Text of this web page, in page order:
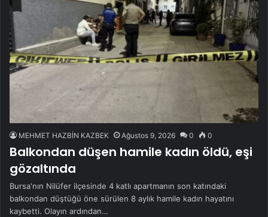
MEHMET HAZBİN KAZBEK Ağustos 9, 2026 0 0
Balkondan düşen hamile kadın öldü, eşi
gözaltında
Bursa'nın Nilüfer ilçesinde 4 katlı apartmanın son katındaki
balkondan düştüğü öne sürülen 8 aylık hamile kadın hayatını
kaybetti. Olayın ardından…